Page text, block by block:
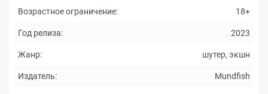
Возрастное ограничение: 18+
Год релиза: 2023
Жанр: шутер, экшн
Издатель: Mundfish